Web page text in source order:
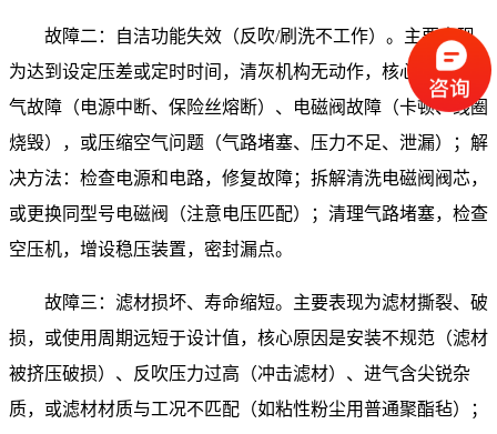
故障二：自洁功能失效（反吹/刷洗不工作）。主要表现
为达到设定压差或定时时间，清灰机构无动作，核心原因是电
气故障（电源中断、保险丝熔断）、电磁阀故障（卡顿、线圈
烧毁），或压缩空气问题（气路堵塞、压力不足、泄漏）；解
决方法：检查电源和电路，修复故障；拆解清洗电磁阀阀芯，
或更换同型号电磁阀（注意电压匹配）；清理气路堵塞，检查
空压机，增设稳压装置，密封漏点。
故障三：滤材损坏、寿命缩短。主要表现为滤材撕裂、破
损，或使用周期远短于设计值，核心原因是安装不规范（滤材
被挤压破损）、反吹压力过高（冲击滤材）、进气含尖锐杂
质，或滤材材质与工况不匹配（如粘性粉尘用普通聚酯毡）；